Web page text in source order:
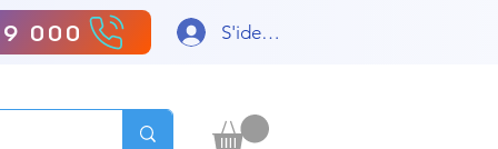
000 S'identifier